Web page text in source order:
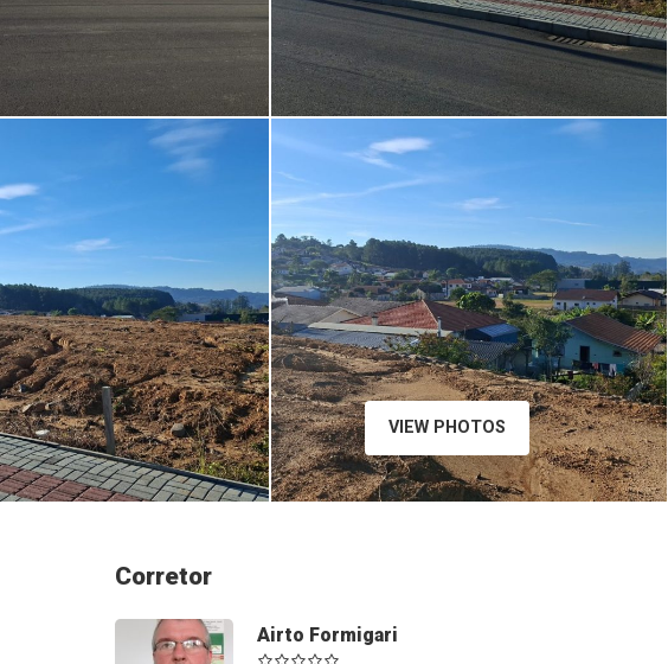
VIEW PHOTOS
Corretor
Airto Formigari